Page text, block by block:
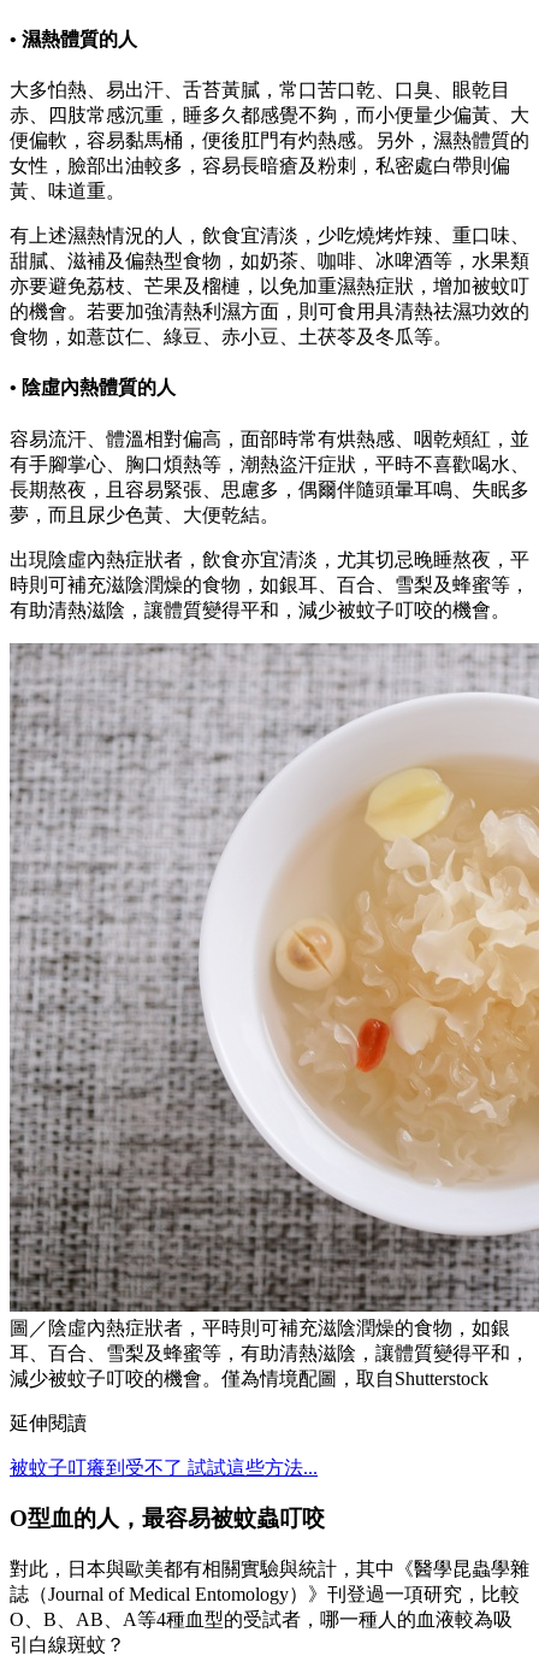
• 濕熱體質的人
大多怕熱、易出汗、舌苔黃膩，常口苦口乾、口臭、眼乾目
赤、四肢常感沉重，睡多久都感覺不夠，而小便量少偏黃、大
便偏軟，容易黏馬桶，便後肛門有灼熱感。另外，濕熱體質的
女性，臉部出油較多，容易長暗瘡及粉刺，私密處白帶則偏
黃、味道重。
有上述濕熱情況的人，飲食宜清淡，少吃燒烤炸辣、重口味、
甜膩、滋補及偏熱型食物，如奶茶、咖啡、冰啤酒等，水果類
亦要避免荔枝、芒果及榴槤，以免加重濕熱症狀，增加被蚊叮
的機會。若要加強清熱利濕方面，則可食用具清熱祛濕功效的
食物，如薏苡仁、綠豆、赤小豆、土茯苓及冬瓜等。
• 陰虛內熱體質的人
容易流汗、體溫相對偏高，面部時常有烘熱感、咽乾頰紅，並
有手腳掌心、胸口煩熱等，潮熱盜汗症狀，平時不喜歡喝水、
長期熬夜，且容易緊張、思慮多，偶爾伴隨頭暈耳鳴、失眠多
夢，而且尿少色黃、大便乾結。
出現陰虛內熱症狀者，飲食亦宜清淡，尤其切忌晚睡熬夜，平
時則可補充滋陰潤燥的食物，如銀耳、百合、雪梨及蜂蜜等，
有助清熱滋陰，讓體質變得平和，減少被蚊子叮咬的機會。
圖／陰虛內熱症狀者，平時則可補充滋陰潤燥的食物，如銀
耳、百合、雪梨及蜂蜜等，有助清熱滋陰，讓體質變得平和，
減少被蚊子叮咬的機會。僅為情境配圖，取自Shutterstock
延伸閱讀
被蚊子叮癢到受不了 試試這些方法...
O型血的人，最容易被蚊蟲叮咬
對此，日本與歐美都有相關實驗與統計，其中《醫學昆蟲學雜
誌（Journal of Medical Entomology）》刊登過一項研究，比較
O、B、AB、A等4種血型的受試者，哪一種人的血液較為吸
引白線斑蚊？